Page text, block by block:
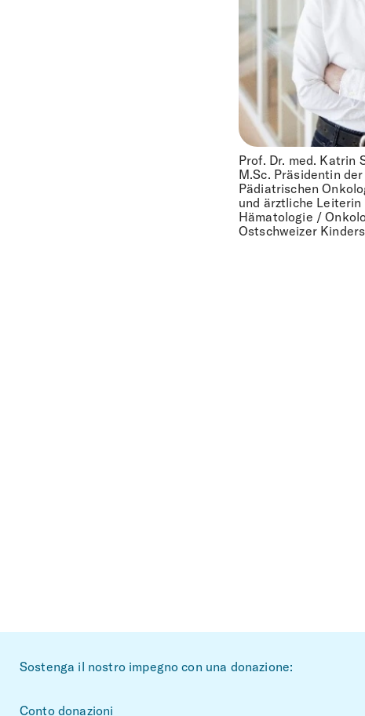
Prof. Dr. med. Katrin
M.Sc. Präsidentin
Pädiatrischen
und ärztliche
Hämatologie /
Ostschweizer
~Footerbereich
Sostenga il nostro impegno con una donazione:
Conto donazioni